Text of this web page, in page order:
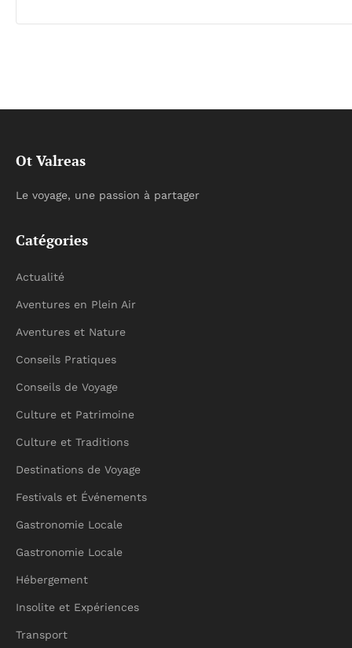
Ot Valreas
Le voyage, une passion à partager
Catégories
Actualité
Aventures en Plein Air
Aventures et Nature
Conseils Pratiques
Conseils de Voyage
Culture et Patrimoine
Culture et Traditions
Destinations de Voyage
Festivals et Événements
Gastronomie Locale
Gastronomie Locale
Hébergement
Insolite et Expériences
Transport